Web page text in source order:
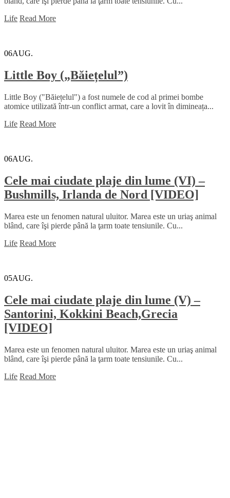
Life Read More
06AUG.
Little Boy („Băiețelul”)
Little Boy ("Băiețelul") a fost numele de cod al primei bombe
atomice utilizată într-un conflict armat, care a lovit în dimineața...
Life Read More
06AUG.
Cele mai ciudate plaje din lume (VI) –
Bushmills, Irlanda de Nord [VIDEO]
Marea este un fenomen natural uluitor. Marea este un uriaş animal
blând, care îşi pierde până la ţarm toate tensiunile. Cu...
Life Read More
05AUG.
Cele mai ciudate plaje din lume (V) –
Santorini, Kokkini Beach,Grecia
[VIDEO]
Marea este un fenomen natural uluitor. Marea este un uriaş animal
blând, care îşi pierde până la ţarm toate tensiunile. Cu...
Life Read More